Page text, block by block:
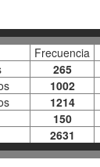
Frecuencia
265
1002
1214
150
2631